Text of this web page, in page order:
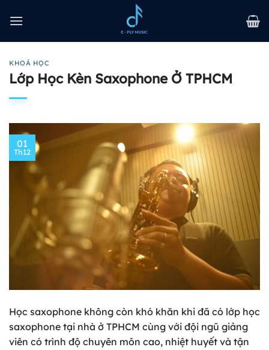
qua
KHOÁ HỌC
Lớp Học Kèn Saxophone Ở TPHCM
01
Th12
Học saxophone không còn khó khăn khi đã có lớp học
saxophone tại nhà ở TPHCM cùng với đội ngũ giảng
viên có trình độ chuyên môn cao, nhiệt huyết và tận